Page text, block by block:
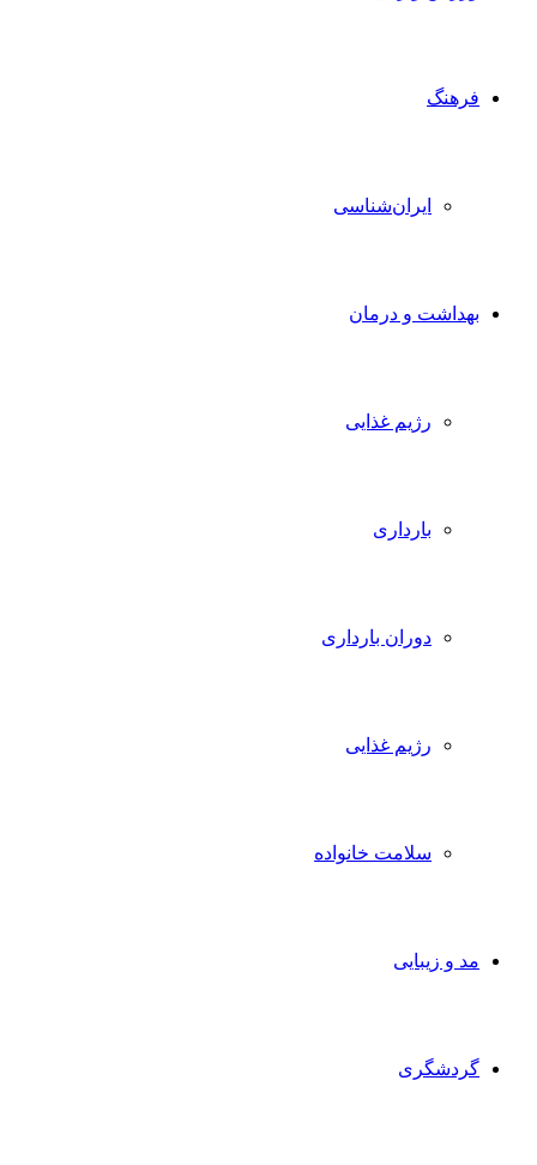
فرهنگ
ایران‌شناسی
بهداشت و درمان
رژیم غذایی
بارداری
دوران بارداری
رژیم غذایی
سلامت خانواده
مد و زیبایی
گردشگری